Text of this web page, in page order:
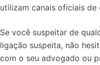
utilizam canais oficiais de
Se você suspeitar de
ligação suspeita, não
com o seu advogado ou